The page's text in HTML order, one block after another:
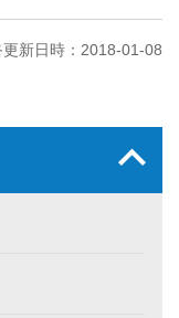
更新日時：2018-01-08